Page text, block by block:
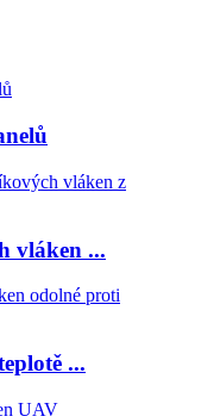
vláken ...
...